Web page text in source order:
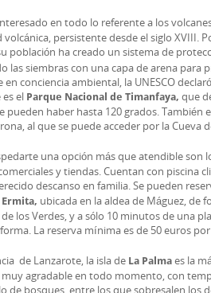
en todo lo referente a los
volcánica, persistente desde el siglo XVIII.
población ha creado un sistema de
las siembras con una capa de arena para
en conciencia ambiental, la UNESCO
el Parque Nacional de Timanfaya, que
pueden haber hasta 120 grados.
al que se puede acceder por la Cueva
una opción más que atendible son
y tiendas. Cuentan con piscina
descanso en familia. Se pueden
Ermita, ubicada en la aldea de Máguez,
de los Verdes, y a sólo 10 minutos de una
La reserva mínima es de 50 euros
de Lanzarote, la isla de La Palma es la
agradable en todo momento, con
de bosques, entre los que sobresalen los